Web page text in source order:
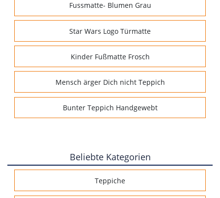
Fussmatte- Blumen Grau
Star Wars Logo Türmatte
Kinder Fußmatte Frosch
Mensch ärger Dich nicht Teppich
Bunter Teppich Handgewebt
Beliebte Kategorien
Teppiche